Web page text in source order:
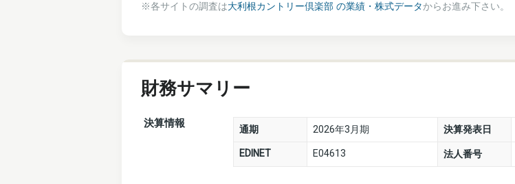
※各サイトの調査は大利根カントリー倶楽部 の業績・株式データからお進み下さい。
財務サマリー
決算情報 通期 2026年3月期 決算発表日
EDINET E04613 法人番号